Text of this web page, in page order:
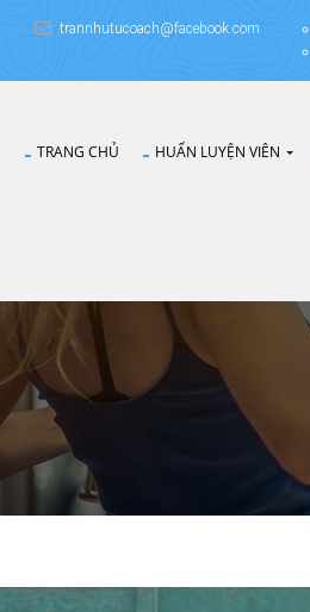
trannhutucoach@facebook.com
TRANG CHỦ HUẤN LUYỆN VIÊN